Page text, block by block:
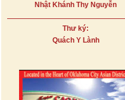
Nhật Khánh Thy Nguyễn
Thư ký:
Quách Y Lành